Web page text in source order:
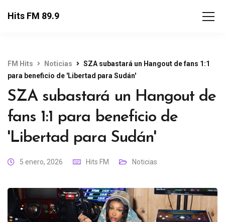
Hits FM 89.9
FM Hits Noticias
SZA subastará un Hangout de fans 1:1
para beneficio de 'Libertad para Sudán'
SZA subastará un Hangout de
fans 1:1 para beneficio de
'Libertad para Sudán'
5 enero, 2026 Hits FM Noticias